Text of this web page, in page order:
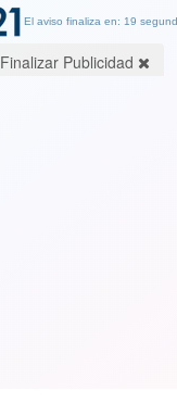
El aviso finaliza en: 18
Finalizar Publicidad